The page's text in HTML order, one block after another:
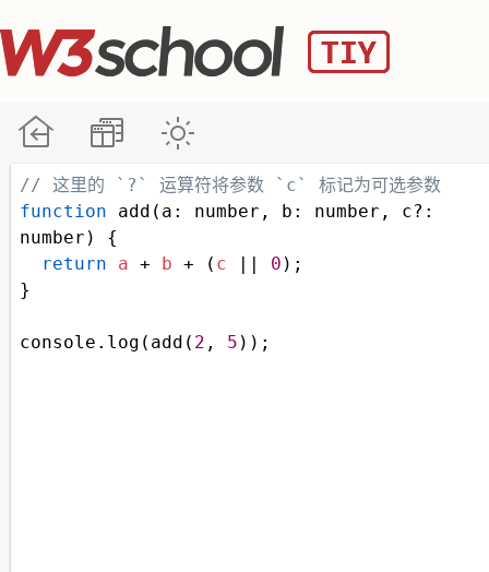
// 这里的 `?` 运算符将参数 `c` 标记为可选参数
function
add ( a : number , b : number , c?
number ) {
return
a + b + ( c || 0 );
}
console . log ( add ( 2 , 5 ));